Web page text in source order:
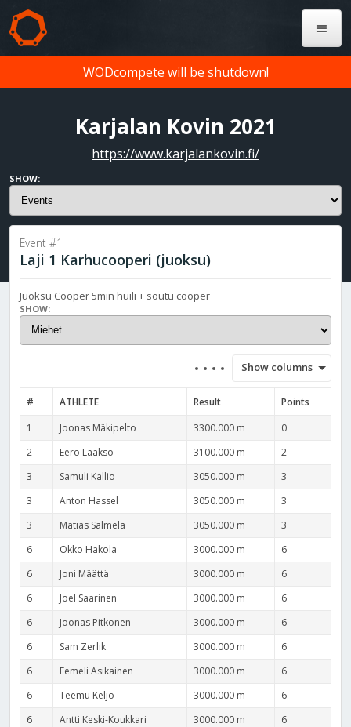
WODcompete will be shutdown!
Karjalan Kovin 2021
https://www.karjalankovin.fi/
SHOW:
Event #1
Laji 1 Karhucooperi (juoksu)
Juoksu Cooper 5min huili + soutu cooper
SHOW:
Show columns
# ATHLETE Result
Points
1
Joonas Mäkipelto 3300.000 m
0
2
Eero Laakso 3100.000 m
2
3
Samuli Kallio 3050.000 m
3
3
Anton Hassel 3050.000 m
3
3
Matias Salmela 3050.000 m
3
6
Okko Hakola 3000.000 m
6
6
Joni Määttä 3000.000 m
6
6
Joel Saarinen 3000.000 m
6
6
Joonas Pitkonen 3000.000 m
6
6
Sam Zerlik 3000.000 m
6
6
Eemeli Asikainen 3000.000 m
6
6
Teemu Keljo 3000.000 m
6
6
Antti Keski-Koukkari 3000.000 m
6